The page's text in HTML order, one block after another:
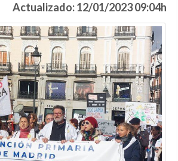
Actualizado: 12/01/2023 09:04h